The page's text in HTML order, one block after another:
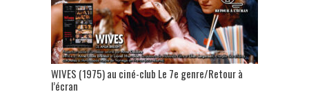
WIVES (1975) au ciné-club Le 7e genre/Retour à
l’écran